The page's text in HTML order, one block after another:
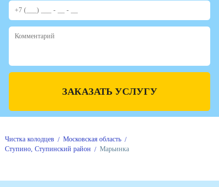
ЗАКАЗАТЬ УСЛУГУ
Чистка колодцев
Московская область
Ступино, Ступинский район
Марьинка